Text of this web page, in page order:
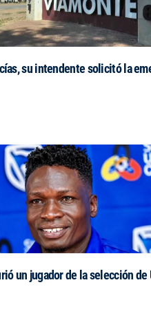
su intendente solicitó la
un jugador de la selección